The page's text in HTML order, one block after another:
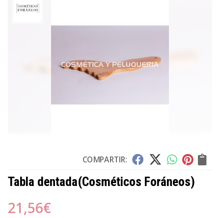
COMPARTIR:
Tabla dentada(Cosméticos Foráneos)
21,56€